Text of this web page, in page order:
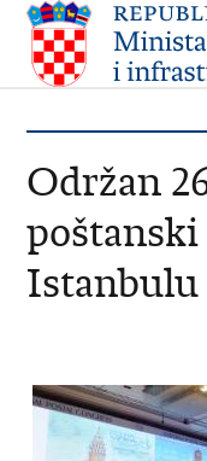
Održan
Istanbulu